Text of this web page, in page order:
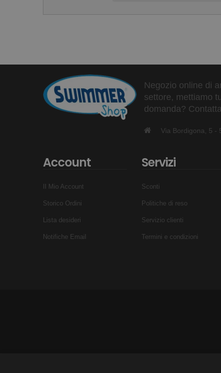
Negozio online di
settore, mettiamo
domanda?
Via Bordigona, 5 -
Account
Il Mio Account
Storico Ordini
Lista desideri
Notifiche Email
Servizi
Sconti
Politiche di reso
Servizio clienti
Termini e condizioni